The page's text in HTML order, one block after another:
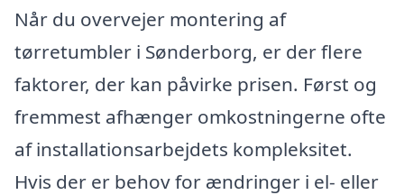
Når du overvejer montering af
tørretumbler i Sønderborg, er der flere
faktorer, der kan påvirke prisen. Først og
fremmest afhænger omkostningerne ofte
af installationsarbejdets kompleksitet.
Hvis der er behov for ændringer i el- eller